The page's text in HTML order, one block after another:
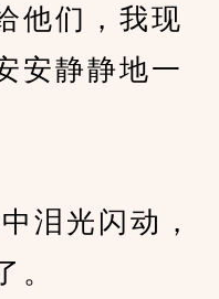
他们，我现
安静静地一
光闪动，
。